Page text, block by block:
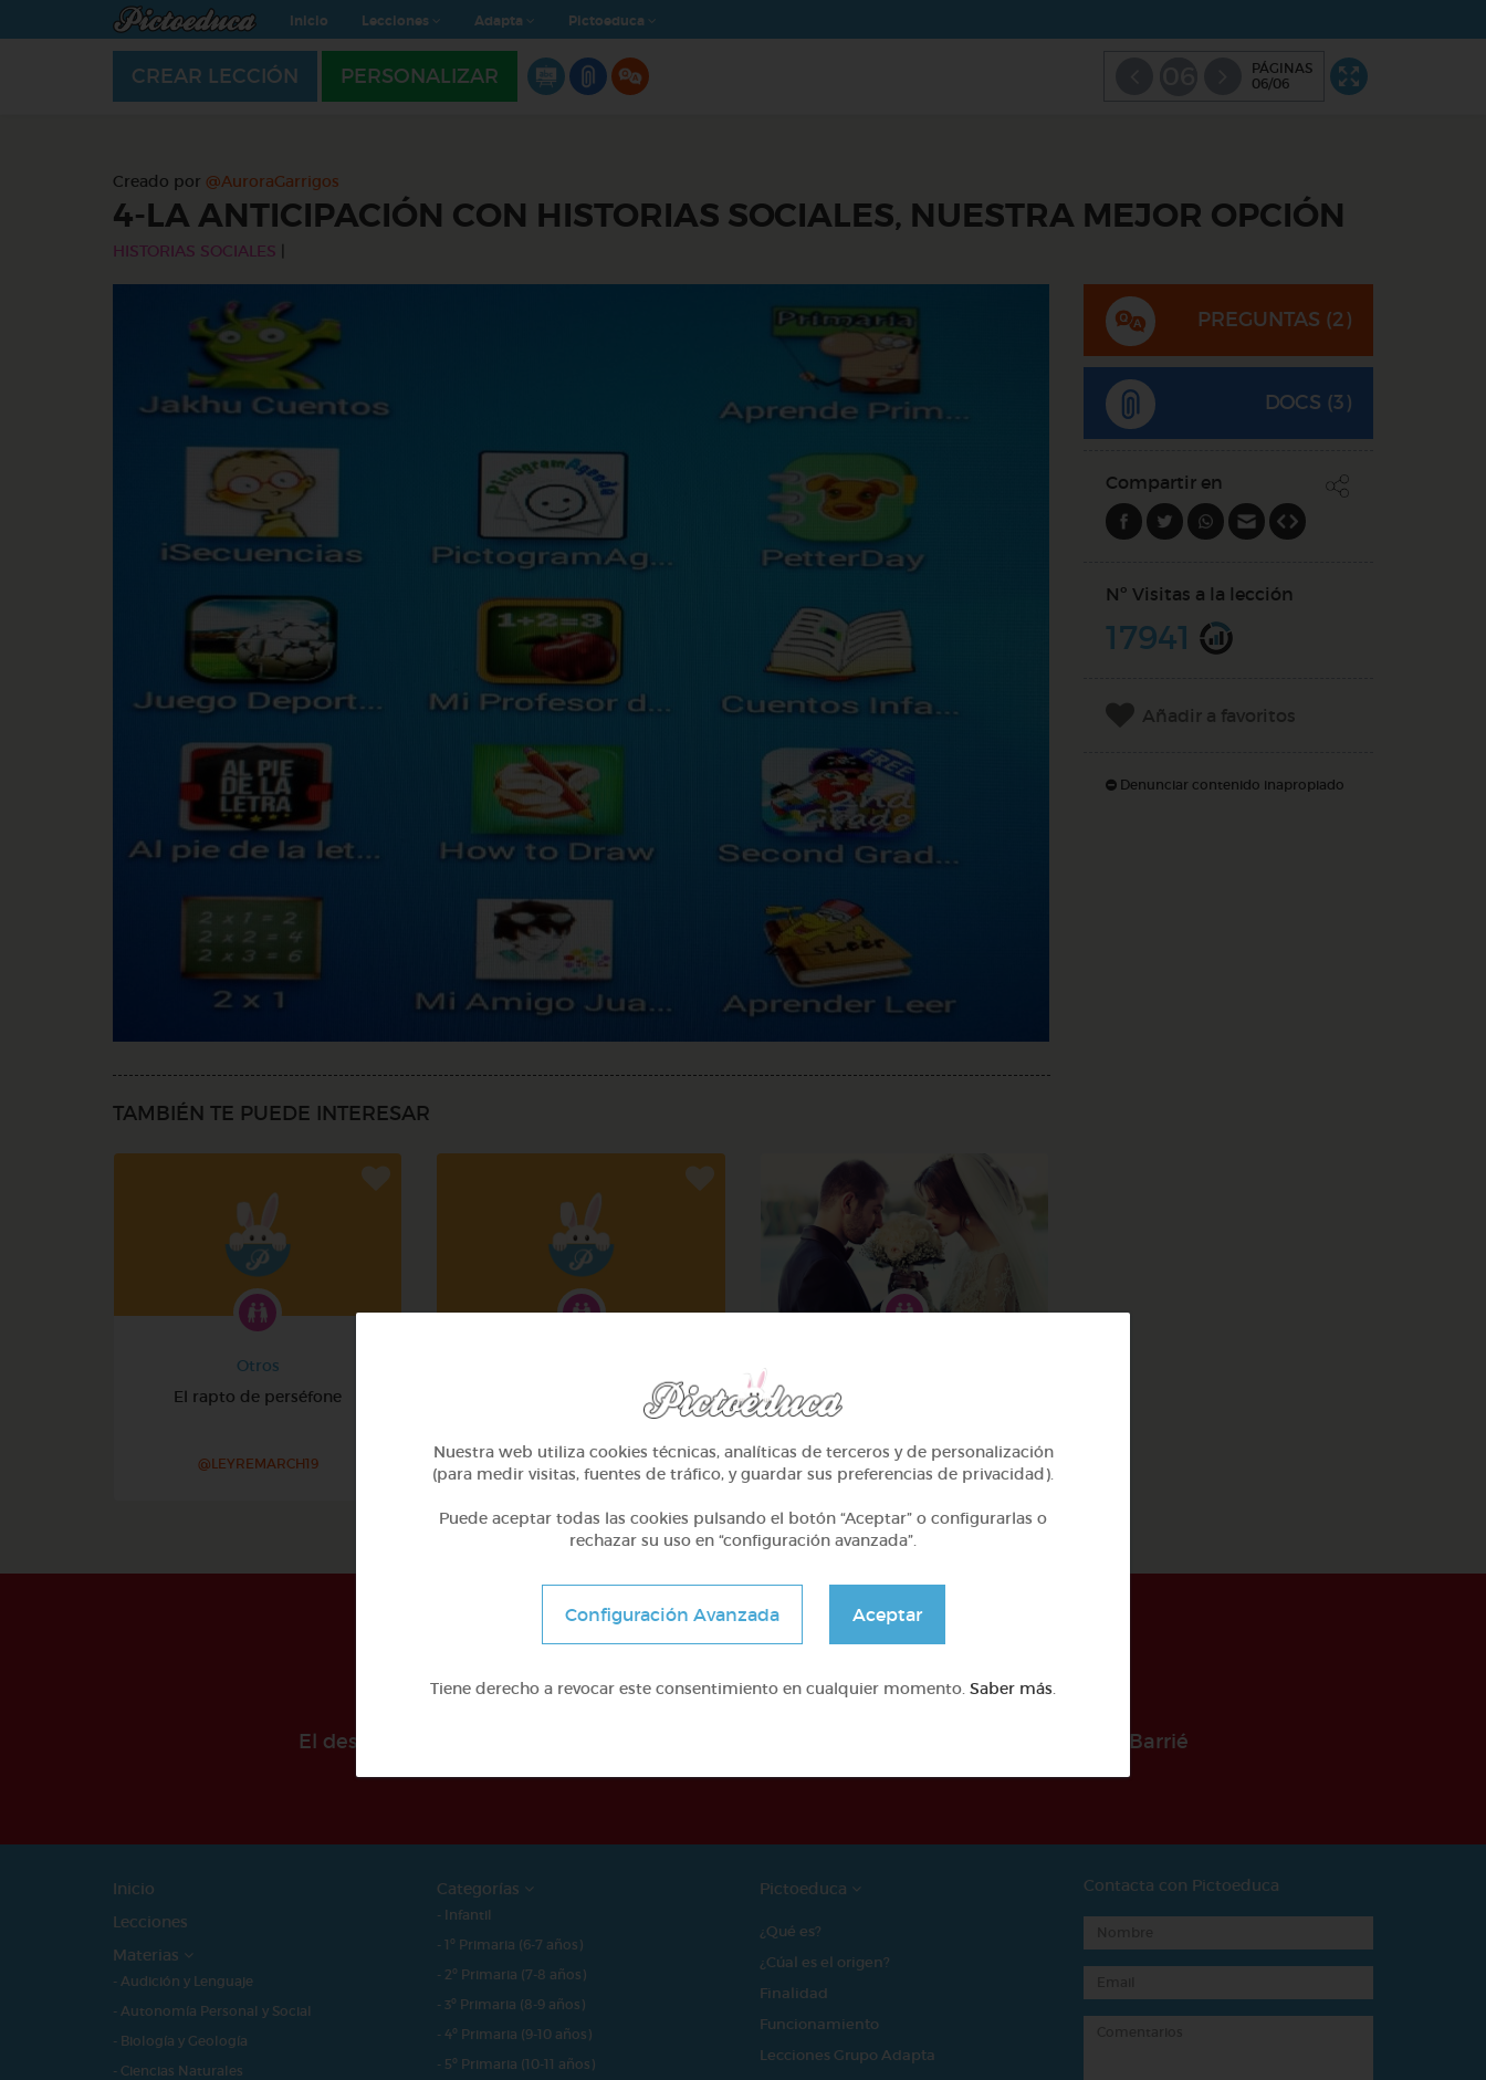
Inicio Lecciones Adapta Pictoeduca
CREAR LECCIÓN PERSONALIZAR
PÁGINAS
06/06
Creado por @AuroraGarrigos
4-LA ANTICIPACIÓN CON HISTORIAS SOCIALES, NUESTRA MEJOR OPCIÓN
HISTORIAS SOCIALES
TAMBIÉN TE PUEDE INTERESAR
Otros
El rapto de perséfone
@LEYREMARCH19
Evacuación de incendios
@ColinMcGovern
PREGUNTAS (2)
DOCS (3)
Compartir en
Nº Visitas a la lección
17941
Añadir a favoritos
Denunciar contenido inapropiado
El desarollo de este proyecto ha sido posible gracias al mecenazgo de la Fundación Barrié
Inicio
Lecciones
Materias
- Audición y Lenguaje
- Autonomía Personal y Social
- Biología y Geología
- Ciencias Naturales
Categorías
- Infantil
- 1º Primaria (6-7 años)
- 2º Primaria (7-8 años)
- 3º Primaria (8-9 años)
- 4º Primaria (9-10 años)
- 5º Primaria (10-11 años)
Pictoeduca
¿Qué es?
¿Cúal es el origen?
Finalidad
Funcionamiento
Lecciones Grupo Adapta
Contacta con Pictoeduca
Nuestra web utiliza cookies técnicas, analíticas de terceros y de personalización
(para medir visitas, fuentes de tráfico, y guardar sus preferencias de privacidad).
Puede aceptar todas las cookies pulsando el botón “Aceptar” o configurarlas o
rechazar su uso en “configuración avanzada”.
Configuración Avanzada Aceptar
Tiene derecho a revocar este consentimiento en cualquier momento. Saber más.